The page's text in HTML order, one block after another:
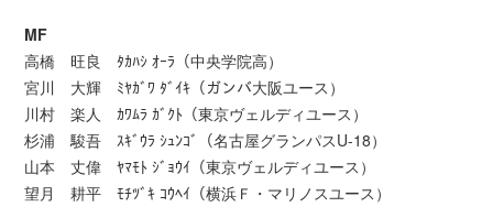
MF
高橋 旺良 ﾀｶﾊｼ ｵｰﾗ（中央学院高）
宮川 大輝 ﾐﾔｶﾞﾜ ﾀﾞｲｷ（ガンバ大阪ユース）
川村 楽人 ｶﾜﾑﾗ ｶﾞｸﾄ（東京ヴェルディユース）
杉浦 駿吾 ｽｷﾞｳﾗ ｼｭﾝｺﾞ（名古屋グランパスU-18）
山本 丈偉 ﾔﾏﾓﾄ ｼﾞｮｳｲ（東京ヴェルディユース）
望月 耕平 ﾓﾁﾂﾞｷ ｺｳﾍｲ（横浜Ｆ・マリノスユース）